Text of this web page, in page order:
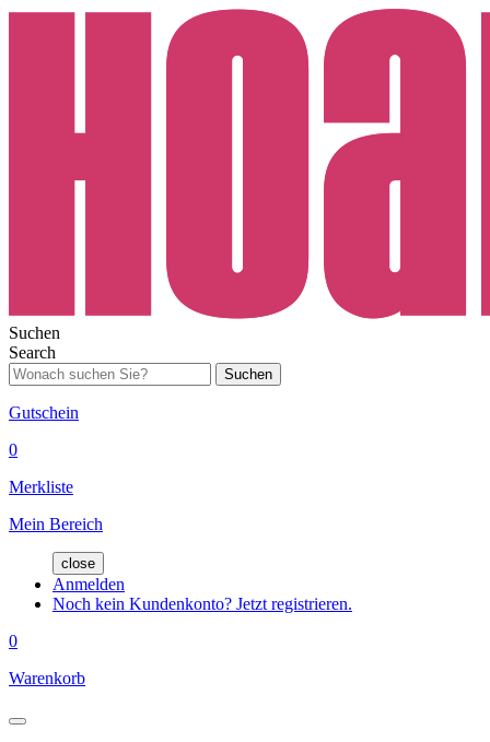
Suchen
Search
Suchen
Gutschein
0
Merkliste
Mein Bereich
close
Anmelden
Noch kein Kundenkonto? Jetzt registrieren.
0
Warenkorb